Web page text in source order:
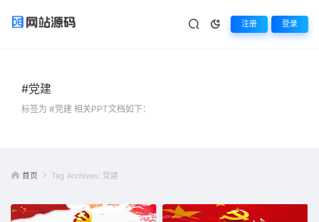
注册 登录
#党建
标签为 #党建 相关PPT文档如下：
首页 Tag Archives: 党建